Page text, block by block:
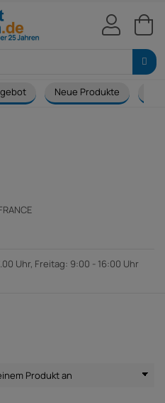
Neue Produkte
Uhr, Freitag: 9:00 - 16:00 Uhr